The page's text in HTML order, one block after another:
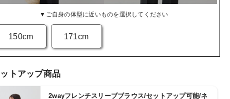
▼ご自身の体型に近いものを選択してください
150cm 171cm
トアップ商品
2wayフレンチスリーブブラウス/セットアップ可能/ネ